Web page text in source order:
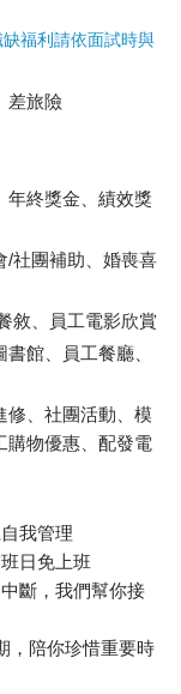
福利請依面試時與
差旅險
年終獎金、績效獎
/社團補助、婚喪喜
敘、員工電影欣賞
館、員工餐廳、
修、社團活動、模
購物優惠、配發電
我管理
日免上班
斷，我們幫你接
，陪你珍惜重要時